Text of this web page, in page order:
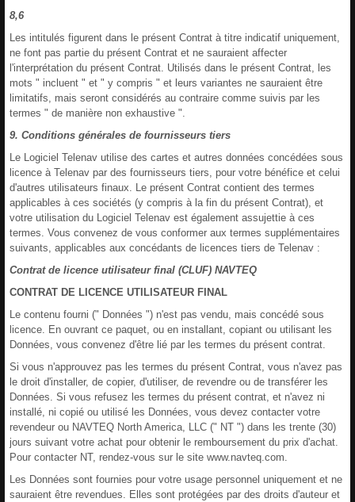
8,6
Les intitulés figurent dans le présent Contrat à titre indicatif uniquement,
ne font pas partie du présent Contrat et ne sauraient affecter
l'interprétation du présent Contrat. Utilisés dans le présent Contrat, les
mots " incluent " et " y compris " et leurs variantes ne sauraient être
limitatifs, mais seront considérés au contraire comme suivis par les
termes " de manière non exhaustive ".
9. Conditions générales de fournisseurs tiers
Le Logiciel Telenav utilise des cartes et autres données concédées sous
licence à Telenav par des fournisseurs tiers, pour votre bénéfice et celui
d'autres utilisateurs finaux. Le présent Contrat contient des termes
applicables à ces sociétés (y compris à la fin du présent Contrat), et
votre utilisation du Logiciel Telenav est également assujettie à ces
termes. Vous convenez de vous conformer aux termes supplémentaires
suivants, applicables aux concédants de licences tiers de Telenav :
Contrat de licence utilisateur final (CLUF) NAVTEQ
CONTRAT DE LICENCE UTILISATEUR FINAL
Le contenu fourni (" Données ") n'est pas vendu, mais concédé sous
licence. En ouvrant ce paquet, ou en installant, copiant ou utilisant les
Données, vous convenez d'être lié par les termes du présent contrat.
Si vous n'approuvez pas les termes du présent Contrat, vous n'avez pas
le droit d'installer, de copier, d'utiliser, de revendre ou de transférer les
Données. Si vous refusez les termes du présent contrat, et n'avez ni
installé, ni copié ou utilisé les Données, vous devez contacter votre
revendeur ou NAVTEQ North America, LLC (" NT ") dans les trente (30)
jours suivant votre achat pour obtenir le remboursement du prix d'achat.
Pour contacter NT, rendez-vous sur le site www.navteq.com.
Les Données sont fournies pour votre usage personnel uniquement et ne
sauraient être revendues. Elles sont protégées par des droits d'auteur et